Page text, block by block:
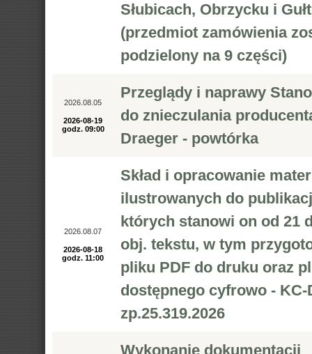
Słubicach, Obrzycku i
(przedmiot zamówienia
podzielony na 9 części)
2026.08.05
2026-08-19
godz. 09:00
Przeglądy i naprawy
do znieczulania
Draeger - powtórka
2026.08.07
2026-08-18
godz. 11:00
Skład i opracowanie
ilustrowanych do
których stanowi on od 21
obj. tekstu, w tym
pliku PDF do druku oraz
dostępnego cyfrowo - KC-
zp.25.319.2026
Wykonanie dokumentacji